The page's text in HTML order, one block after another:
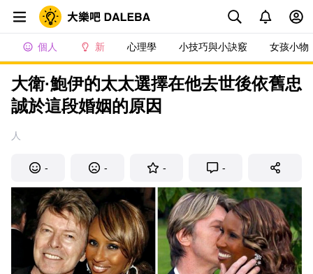
個人 新 心理學 小技巧與小訣竅 女孩小物
大衛·鮑伊的太太選擇在他去世後依舊忠
誠於這段婚姻的原因
人
- - - -